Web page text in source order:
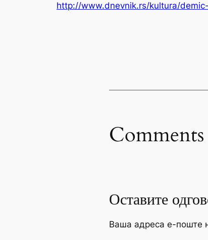
http://www.dnevnik.rs/kultura/
Comments
Оставите
Ваша адреса е-поште